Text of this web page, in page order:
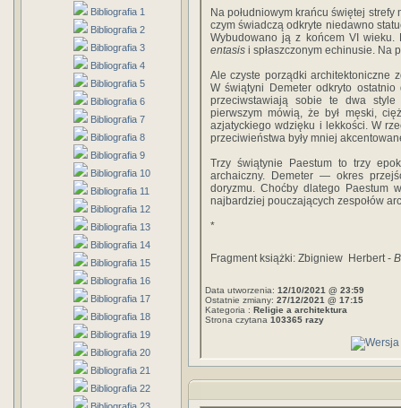
Bibliografia 1
Bibliografia 2
Bibliografia 3
Bibliografia 4
Bibliografia 5
Bibliografia 6
Bibliografia 7
Bibliografia 8
Bibliografia 9
Bibliografia 10
Bibliografia 11
Bibliografia 12
Bibliografia 13
Bibliografia 14
Bibliografia 15
Bibliografia 16
Bibliografia 17
Bibliografia 18
Bibliografia 19
Bibliografia 20
Bibliografia 21
Bibliografia 22
Na południowym krańcu świętej
czym świadczą odkryte niedawno
Wybudowano ją z końcem VI
entasis i spłaszczonym echinusie. Na
Ale czyste porządki architektoniczne
W świątyni Demeter odkryto
prze­ciwstawiają sobie te dwa
pierwszym mó­wią, że był męski,
azjatyckiego wdzięku i lekkości. W
przeciwieństwa były mniej
Trzy świątynie Paestum to trzy
archai­czny. Demeter — okres
doryzmu. Choć­by dlatego Paestum
najbardziej pouczają­cych zespołów
*
Fragment książki: Zbigniew Herbert -
Data utworzenia: 12/10/2021 @ 23:59
Ostatnie zmiany: 27/12/2021 @ 17:15
Kategoria : Religie a architektura
Strona czytana 103365 razy